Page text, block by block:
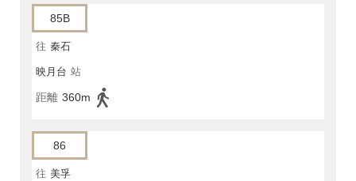
85B
往 秦石
映月台 站
距離 360m
86
往 美孚